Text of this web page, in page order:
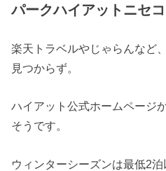
パークハイアットニセコ
楽天トラベルやじゃらんなど
見つからず。
ハイアット公式ホームページ
そうです。
ウィンターシーズンは最低2